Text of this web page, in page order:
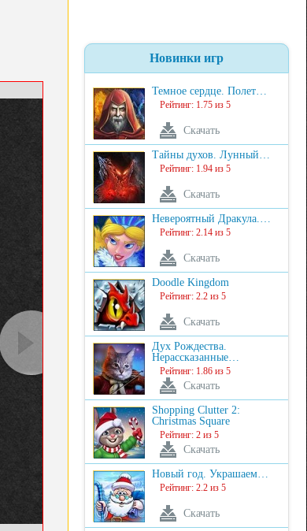
Новинки игр
Темное сердце. Полет…
Рейтинг: 1.75 из 5
Скачать
Тайны духов. Лунный…
Рейтинг: 1.94 из 5
Скачать
Невероятный Дракула.…
Рейтинг: 2.14 из 5
Скачать
Doodle Kingdom
Рейтинг: 2.2 из 5
Скачать
Дух Рождества.
Нерассказанные…
Рейтинг: 1.86 из 5
Скачать
Shopping Clutter 2:
Christmas Square
Рейтинг: 2 из 5
Скачать
Новый год. Украшаем…
Рейтинг: 2.2 из 5
Скачать